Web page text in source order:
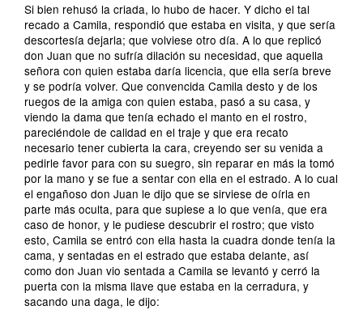
Si bien rehusó la criada, lo hubo de hacer. Y dicho el tal
recado a Camila, respondió que estaba en visita, y que sería
descortesía dejarla; que volviese otro día. A lo que replicó
don Juan que no sufría dilación su necesidad, que aquella
señora con quien estaba daría licencia, que ella sería breve
y se podría volver. Que convencida Camila desto y de los
ruegos de la amiga con quien estaba, pasó a su casa, y
viendo la dama que tenía echado el manto en el rostro,
pareciéndole de calidad en el traje y que era recato
necesario tener cubierta la cara, creyendo ser su venida a
pedirle favor para con su suegro, sin reparar en más la tomó
por la mano y se fue a sentar con ella en el estrado. A lo cual
el engañoso don Juan le dijo que se sirviese de oírla en
parte más oculta, para que supiese a lo que venía, que era
caso de honor, y le pudiese descubrir el rostro; que visto
esto, Camila se entró con ella hasta la cuadra donde tenía la
cama, y sentadas en el estrado que estaba delante, así
como don Juan vio sentada a Camila se levantó y cerró la
puerta con la misma llave que estaba en la cerradura, y
sacando una daga, le dijo: